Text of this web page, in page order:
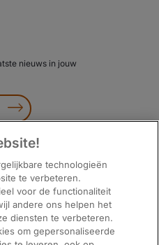
nieuws in jouw
technologieën
te verbeteren.
voor de functionaliteit
andere ons helpen het
diensten te verbeteren.
om gepersonaliseerde